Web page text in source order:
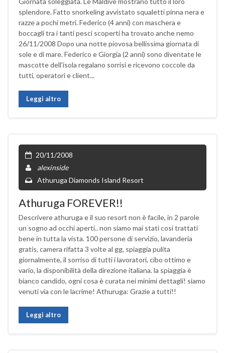
splendore. Fatto snorkeling avvistato squaletti pinna nera e
razze a pochi metri. Federico (4 anni) con maschera e
boccagli tra i tanti pesci scoperti ha trovato anche nemo
26/11/2008 Dopo una notte piovosa bellissima giornata di
sole e di mare. Federico e Giorgia (2 anni) sono diventate le
mascotte dell'isola regalano sorrisi e ricevono coccole da
tutti, operatori e client...
Leggi altro
20/11/2008
alexinside
Athuruga Diamonds Island Resort
Athuruga FOREVER!!
Descrivere athuruga e il suo resort non è facile, in 2 parole
un sogno ad occhi aperti.. non siamo mai stati cosi trattati
bene in tutta la vista. 100 persone di servizio, lavanderia
gratis, camera rifatta 3 volte al gg, spiaggia pulita
giornalmente, il sorriso di tutti i lavoratori, cibo ottimo e
vario, la disponibilità della direzione italiana. la spiaggia è
bianco candido, ogni cosa è curata nei minimi dettagli! siamo
venuti via con le lacrime! Athuruga: Grazie a tutti!!
Leggi altro